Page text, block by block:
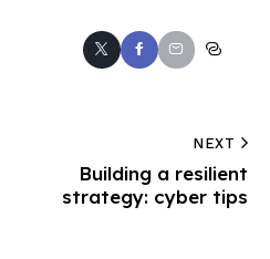
NEXT
Building a resilient
strategy: cyber tips